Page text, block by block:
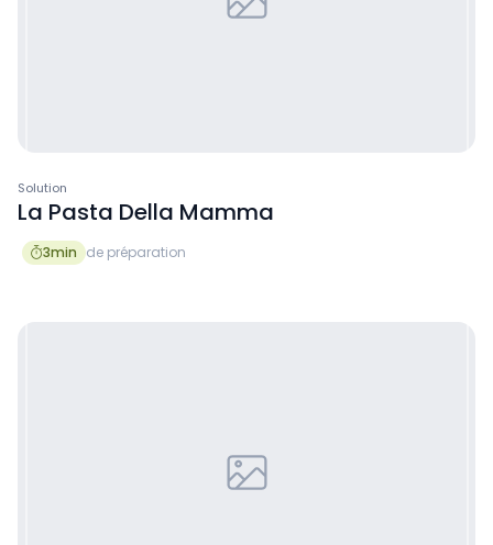
Solution
La Pasta Della Mamma
3min de préparation